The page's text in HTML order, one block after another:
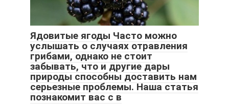
Ядовитые ягоды Часто можно
услышать о случаях отравления
грибами, однако не стоит
забывать, что и другие дары
природы способны доставить нам
серьезные проблемы. Наша статья
познакомит вас с в